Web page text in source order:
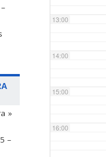
»
–
13:00
14:00
15:00
16:00